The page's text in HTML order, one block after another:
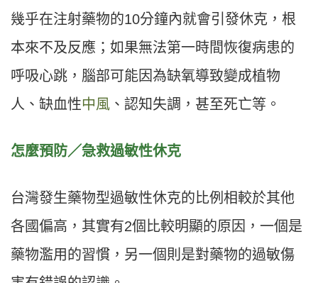
幾乎在注射藥物的10分鐘內就會引發休克，根
本來不及反應；如果無法第一時間恢復病患的
呼吸心跳，腦部可能因為缺氧導致變成植物
人、缺血性中風 、認知失調，甚至死亡等。
怎麼預防／急救過敏性休克
台灣發生藥物型過敏性休克的比例相較於其他
各國偏高，其實有2個比較明顯的原因，一個是
藥物濫用的習慣，另一個則是對藥物的過敏傷